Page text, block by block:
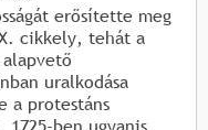
erősítette meg
cikkely, tehát a
uralkodása
a protestáns